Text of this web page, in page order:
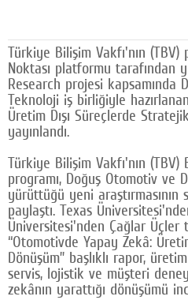
Facebook
Twitter
Google Plus
Türkiye Bilişim Vakfı'nın
Noktası platformu tarafından
Research projesi kapsamında
Teknoloji iş birliğiyle
Üretim Dışı Süreçlerde
yayınlandı.
Türkiye Bilişim Vakfı'nın (TBV)
programı, Doğuş Otomotiv ve
yürüttüğü yeni araştırmasının
paylaştı. Texas
Üniversitesi'nden Çağlar Üçler
“Otomotivde Yapay Zekâ:
Dönüşüm” başlıklı rapor,
servis, lojistik ve müşteri
zekânın yarattığı dönüşümü